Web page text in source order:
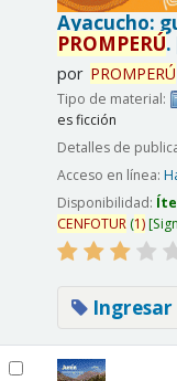
Ayacucho:
PROMPERÚ.
por PROMPERÚ
Tipo de material:
es ficción
Detalles de
Acceso en línea:
Disponibilidad:
CENFOTUR(1)
Ingresar